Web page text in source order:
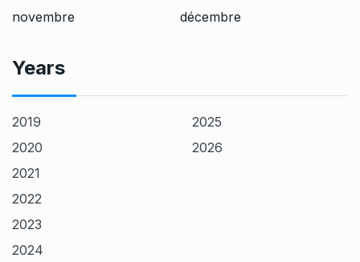
novembre
décembre
Years
2019
2020
2021
2022
2023
2024
2025
2026